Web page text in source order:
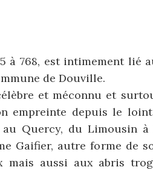
à 768, est intimement lié
de Douville.
et méconnu et
empreinte depuis le
Quercy, du Limousin à
Gaifier, autre forme de
mais aussi aux abris